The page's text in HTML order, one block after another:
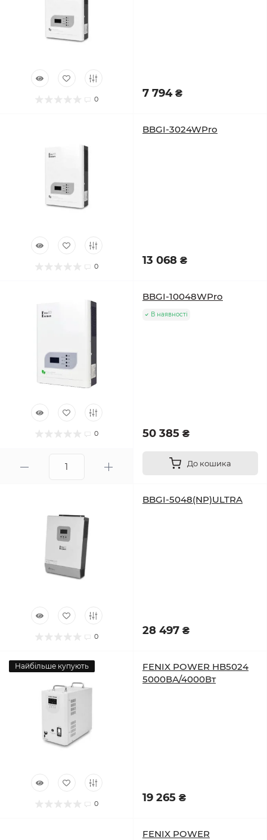
0 7 794 ₴
0
BBGI-3024WPro
13 068 ₴
0
BBGI-10048WPro
В наявності
50 385 ₴
До кошика
0
BBGI-5048(NP)ULTRA
28 497 ₴
Найбільше купують
0
FENIX POWER HB5024
5000ВА/4000Вт
19 265 ₴
FENIX POWER